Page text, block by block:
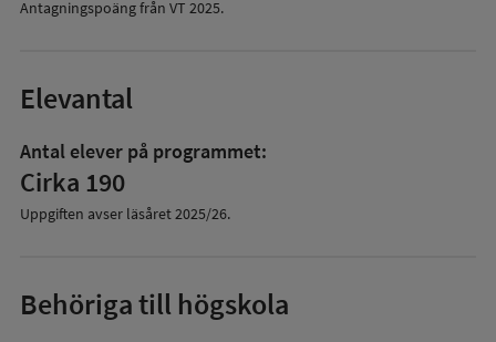
Antagningspoäng från VT 2025.
Elevantal
Antal elever på programmet:
Cirka 190
Uppgiften avser läsåret2025/26.
Behöriga till högskola